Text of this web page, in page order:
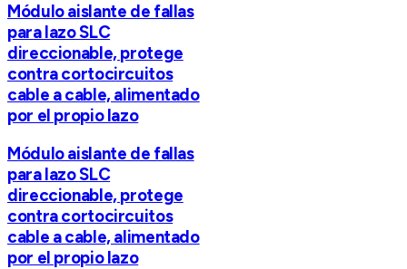
Módulo aislante de fallas
para lazo SLC
direccionable, protege
contra cortocircuitos
cable a cable, alimentado
por el propio lazo
Módulo aislante de fallas
para lazo SLC
direccionable, protege
contra cortocircuitos
cable a cable, alimentado
por el propio lazo